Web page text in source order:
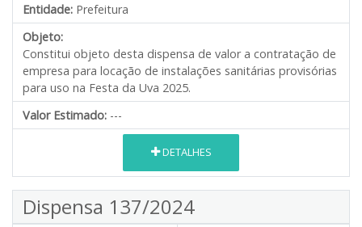
Entidade: Prefeitura
Objeto:
Constitui objeto desta dispensa de valor a contratação de
empresa para locação de instalações sanitárias provisórias
para uso na Festa da Uva 2025.
Valor Estimado: ---
DETALHES
Dispensa 137/2024